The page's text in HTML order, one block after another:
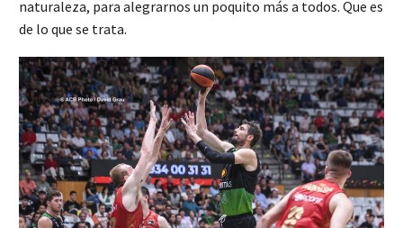
naturaleza, para alegrarnos un poquito más a todos. Que es
de lo que se trata.